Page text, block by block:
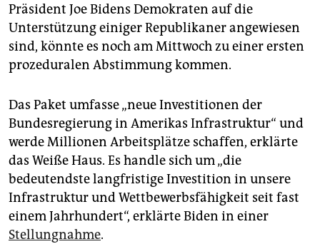
epaper login
Präsident Joe Bidens Demokraten auf die
Unterstützung einiger Republikaner angewiesen
sind, könnte es noch am Mittwoch zu einer ersten
prozeduralen Abstimmung kommen.
Das Paket umfasse „neue Investitionen der
Bundesregierung in Amerikas Infrastruktur“ und
werde Millionen Arbeitsplätze schaffen, erklärte
das Weiße Haus. Es handle sich um „die
bedeutendste langfristige Investition in unsere
Infrastruktur und Wettbewerbsfähigkeit seit fast
einem Jahrhundert“, erklärte Biden in einer
Stellungnahme.